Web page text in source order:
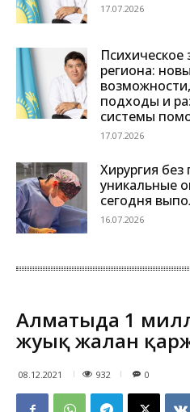
17.07.2026
Психическое
региона:
подходы и
системы
17.07.2026
Хирургия без
уникальные
сегодня
16.07.2026